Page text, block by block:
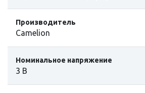
Производитель
Camelion
Номинальное напряжение
3 В